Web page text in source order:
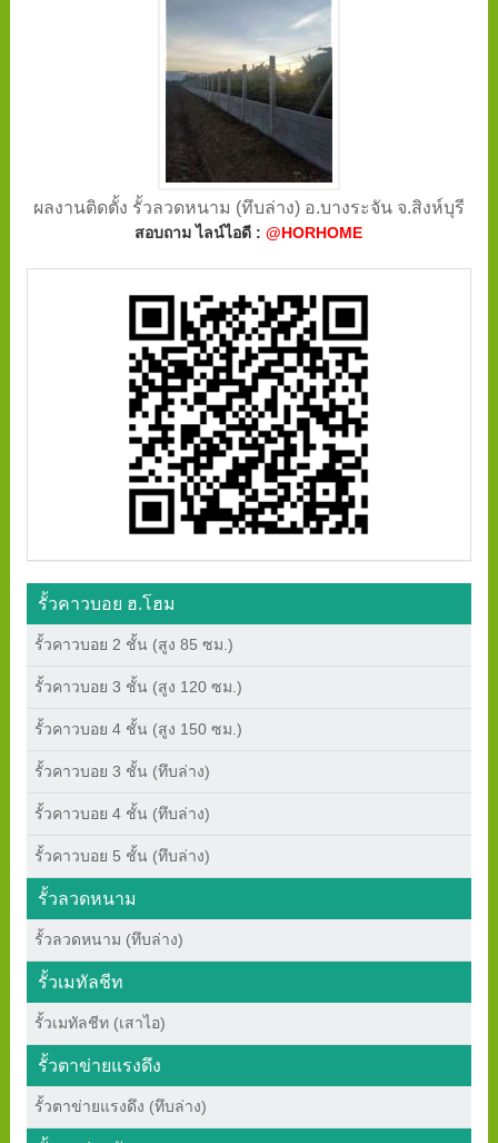
ผลงานติดตั้ง รั้วลวดหนาม (ทึบล่าง) อ.บางระจัน จ.สิงห์บุรี
สอบถาม ไลน์ไอดี :@HORHOME
รั้วคาวบอย ฮ.โฮม
รั้วคาวบอย 2 ชั้น (สูง 85 ซม.)
รั้วคาวบอย 3 ชั้น (สูง 120 ซม.)
รั้วคาวบอย 4 ชั้น (สูง 150 ซม.)
รั้วคาวบอย 3 ชั้น (ทึบล่าง)
รั้วคาวบอย 4 ชั้น (ทึบล่าง)
รั้วคาวบอย 5 ชั้น (ทึบล่าง)
รั้วลวดหนาม
รั้วลวดหนาม (ทึบล่าง)
รั้วเมทัลชีท
รั้วเมทัลชีท (เสาไอ)
รั้วตาข่ายแรงดึง
รั้วตาข่ายแรงดึง (ทึบล่าง)